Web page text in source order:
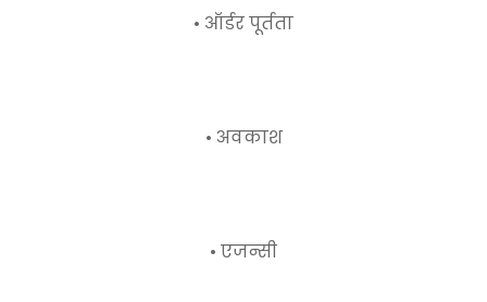
• ऑर्डर पूर्तता
• अवकाश
• एजन्सी